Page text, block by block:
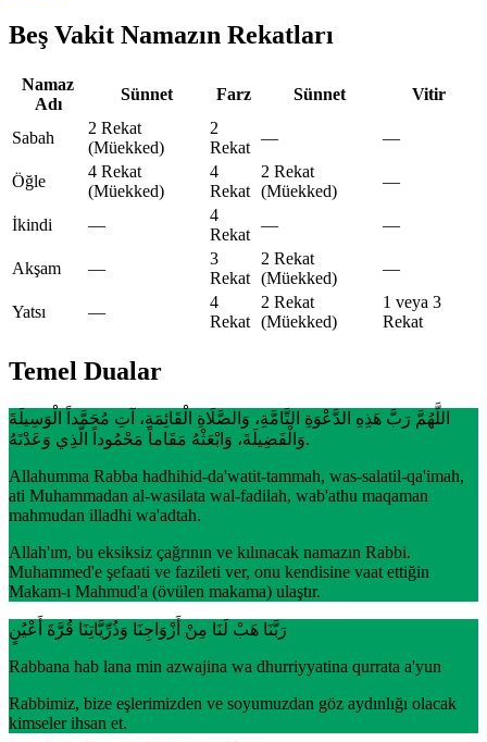
Beş Vakit Namazın Rekatları
Namaz
Adı
Sünnet Farz Sünnet Vitir
Sabah
2 Rekat
(Müekked)
2
Rekat
— —
Öğle
4 Rekat
(Müekked)
4
Rekat
2 Rekat
(Müekked)
—
İkindi —
4
Rekat
— —
Akşam —
3
Rekat
2 Rekat
(Müekked)
—
Yatsı —
4
Rekat
2 Rekat
(Müekked)
1 veya 3
Rekat
Temel Dualar
اللَّهُمَّ رَبَّ هَذِهِ الدَّعْوَةِ التَّامَّةِ، وَالصَّلَاةِ الْقَائِمَةِ، آتِ مُحَمَّداً الْوَسِيلَةَ
وَالْفَضِيلَةَ، وَابْعَثْهُ مَقَاماً مَحْمُوداً الَّذِي وَعَدْتَهُ.
Allahumma Rabba hadhihid-da'watit-tammah, was-salatil-qa'imah,
ati Muhammadan al-wasilata wal-fadilah, wab'athu maqaman
mahmudan illadhi wa'adtah.
Allah'ım, bu eksiksiz çağrının ve kılınacak namazın Rabbi.
Muhammed'e şefaati ve fazileti ver, onu kendisine vaat ettiğin
Makam-ı Mahmud'a (övülen makama) ulaştır.
رَبَّنَا هَبْ لَنَا مِنْ أَزْوَاجِنَا وَذُرِّيَّاتِنَا قُرَّةَ أَعْيُنٍ
Rabbana hab lana min azwajina wa dhurriyyatina qurrata a'yun
Rabbimiz, bize eşlerimizden ve soyumuzdan göz aydınlığı olacak
kimseler ihsan et.